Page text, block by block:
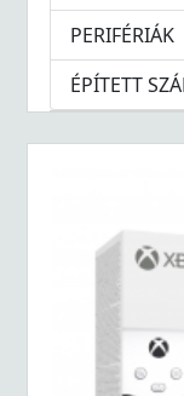
PERIFÉRIÁK
ÉPÍTETT